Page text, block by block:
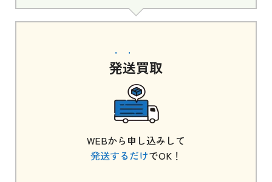
発送買取
WEBから申し込みして
発送するだけでOK！